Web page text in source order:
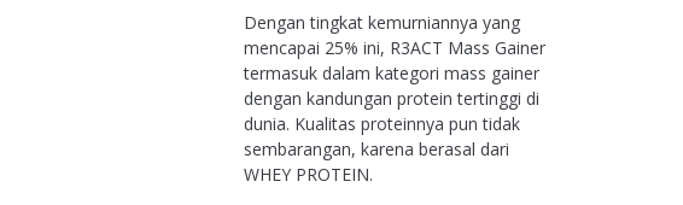
Dengan tingkat kemurniannya yang
mencapai 25% ini, R3ACT Mass Gainer
termasuk dalam kategori mass gainer
dengan kandungan protein tertinggi di
dunia. Kualitas proteinnya pun tidak
sembarangan, karena berasal dari
WHEY PROTEIN.